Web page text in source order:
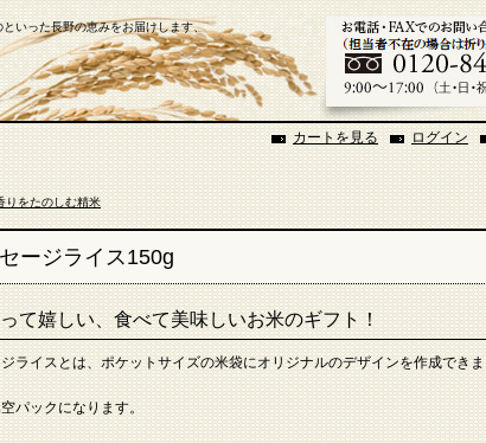
いった長野の恵みをお届けします、
ログイン
カートを見る
りをたのしむ精米
ージライス150g
て嬉しい、食べて美味しいお米のギフト！
ライスとは、ポケットサイズの米袋にオリジナルのデザインを作成できま
パックになります。